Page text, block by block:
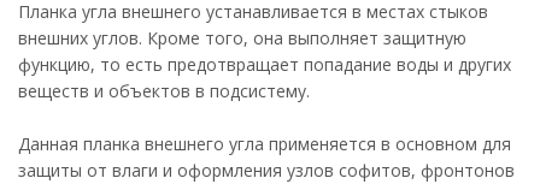
Планка угла внешнего устанавливается в местах стыков
внешних углов. Кроме того, она выполняет защитную
функцию, то есть предотвращает попадание воды и других
веществ и объектов в подсистему.
Данная планка внешнего угла применяется в основном для
защиты от влаги и оформления узлов софитов, фронтонов